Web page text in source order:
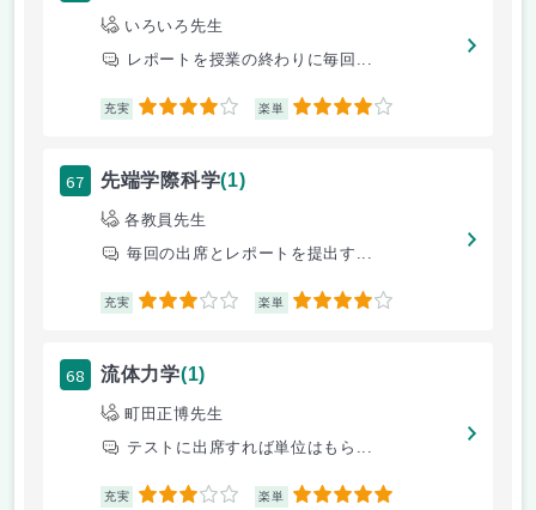
いろいろ先生
レポートを授業の終わりに毎回...
充実 4 楽単 4
67 先端学際科学(1)
各教員先生
毎回の出席とレポートを提出す...
充実 3 楽単 4
68 流体力学(1)
町田正博先生
テストに出席すれば単位はもら...
充実 3 楽単 5